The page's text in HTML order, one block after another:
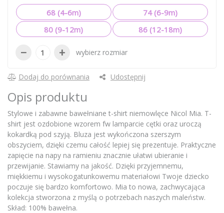
68 (4-6m)
74 (6-9m)
80 (9-12m)
86 (12-18m)
− + wybierz rozmiar
Dodaj do porównania Udostępnij
Opis produktu
Stylowe i zabawne bawełniane t-shirt niemowlęce Nicol Mia. T-
shirt jest ozdobione wzorem fw lamparcie cętki oraz uroczą
kokardką pod szyją. Bluza jest wykończona szerszym
obszyciem, dzięki czemu całość lepiej się prezentuje. Praktyczne
zapięcie na napy na ramieniu znacznie ułatwi ubieranie i
przewijanie. Stawiamy na jakość. Dzięki przyjemnemu,
miękkiemu i wysokogatunkowemu materiałowi Twoje dziecko
poczuje się bardzo komfortowo. Mia to nowa, zachwycająca
kolekcja stworzona z myślą o potrzebach naszych maleństw.
Skład: 100% bawełna.